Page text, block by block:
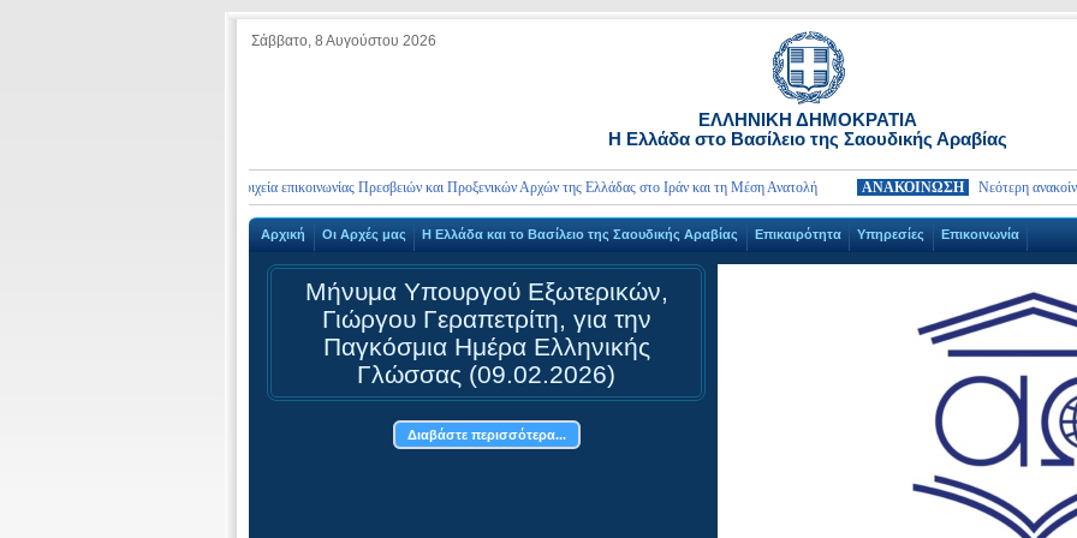
Σάββατο, 8 Αυγούστου 2026
ΕΛΛΗΝΙΚΗ ΔΗΜΟΚΡΑΤΙΑ
Η Ελλάδα στo Βασίλειο της Σαουδικής Αραβίας
έκτακτης ανάγκης και στοιχεία επικοινωνίας Πρεσβειών και Προξενικών Αρχών της Ελλάδας στο Ιράν και τη Μέση Ανατολή ΑΝΑΚΟΙΝΩΣΗ Νεότερη ανακοίνωση
Αρχική Οι Αρχές μας Η Ελλάδα και τo Βασίλειο της Σαουδικής Αραβίας Επικαιρότητα Υπηρεσίες Επικοινωνία
Μήνυμα Υπουργού Εξωτερικών,
Γιώργου Γεραπετρίτη, για την
Παγκόσμια Ημέρα Ελληνικής
Γλώσσας (09.02.2026)
Διαβάστε περισσότερα...